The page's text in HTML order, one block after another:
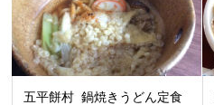
五平餅村 鍋焼きうどん定食